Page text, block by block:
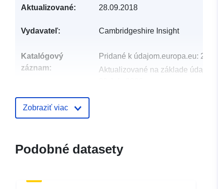
Aktualizované: 28.09.2018
Vydavateľ: Cambridgeshire Insight
Katalógový
záznam:
Pridané k údajom.europa.eu: 29
Aktualizované na základe
uriRef:
Zobraziť viac
Podobné datasety